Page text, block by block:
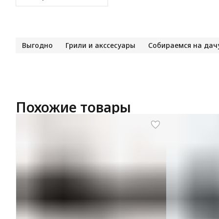
Выгодно Грили и акссесуары Собираемся на
Похожие товары